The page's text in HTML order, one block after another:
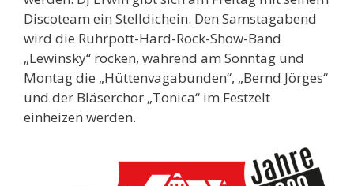
Discoteam ein Stelldichein. Den Samstagabend
wird die Ruhrpott-Hard-Rock-Show-Band
„Lewinsky“ rocken, während am Sonntag und
Montag die „Hüttenvagabunden“, „Bernd Jörges“
und der Bläserchor „Tonica“ im Festzelt
einheizen werden.